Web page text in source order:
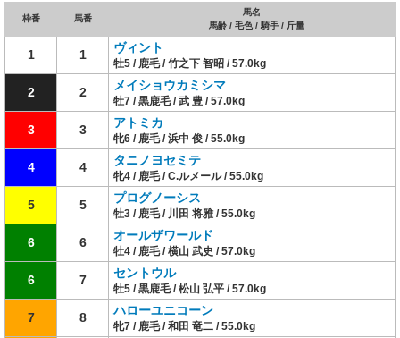
枠番 馬番
馬名
馬齢 / 毛色 / 騎手 / 斤量
1 1 ヴィント
牡5 / 鹿毛 / 竹之下 智昭 / 57.0kg
2 2 メイショウカミシマ
牡7 / 黒鹿毛 / 武 豊 / 57.0kg
3 3 アトミカ
牝6 / 鹿毛 / 浜中 俊 / 55.0kg
4 4 タニノヨセミテ
牝4 / 鹿毛 / C.ルメール / 55.0kg
5 5 プログノーシス
牡3 / 鹿毛 / 川田 将雅 / 55.0kg
6 6 オールザワールド
牡4 / 鹿毛 / 横山 武史 / 57.0kg
6 7 セントウル
牡5 / 黒鹿毛 / 松山 弘平 / 57.0kg
7 8 ハローユニコーン
牝7 / 鹿毛 / 和田 竜二 / 55.0kg